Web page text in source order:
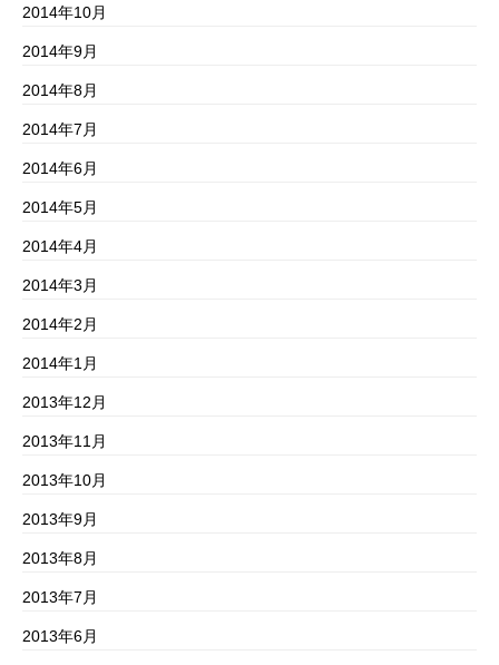
2014年10月
2014年9月
2014年8月
2014年7月
2014年6月
2014年5月
2014年4月
2014年3月
2014年2月
2014年1月
2013年12月
2013年11月
2013年10月
2013年9月
2013年8月
2013年7月
2013年6月